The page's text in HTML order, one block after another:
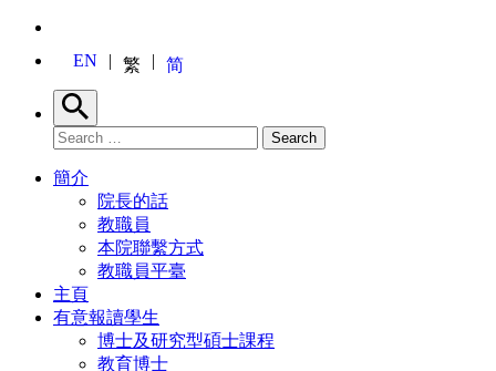
EN 繁 简
Search
Search for: Search
簡介
院長的話
教職員
本院聯繫方式
教職員平臺
主頁
有意報讀學生
博士及研究型碩士課程
教育博士